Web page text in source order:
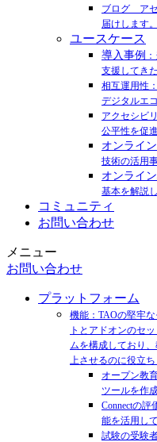
ブログ アセ
届けします。
ユースケース
導入事例
支援してき
相互運用性
デジタルエ
アクセシビ
公平性を促
オンライ
技術の活用
オンライ
基本を解説し
コミュニティ
お問い合わせ
メニュー
お問い合わせ
プラットフォーム
機能：TAOの堅牢
トとアドオンのセ
ムを構成しており
上させるのに役立ち
オープン教
ツールを作
Connectの
能を活用し
試験の受験